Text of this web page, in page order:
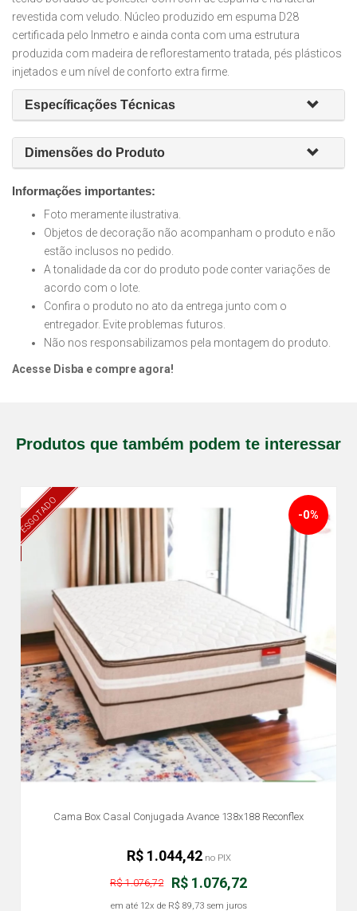
revestida com veludo. Núcleo produzido em espuma D28
certificada pelo Inmetro e ainda conta com uma estrutura
produzida com madeira de reflorestamento tratada, pés plásticos
injetados e um nível de conforto extra firme.
Específicações Técnicas
Dimensões do Produto
Informações importantes:
Foto meramente ilustrativa.
Objetos de decoração não acompanham o produto e não
estão inclusos no pedido.
A tonalidade da cor do produto pode conter variações de
acordo com o lote.
Confira o produto no ato da entrega junto com o
entregador. Evite problemas futuros.
Não nos responsabilizamos pela montagem do produto.
Acesse Disba e compre agora!
Produtos que também podem te interessar
ESGOTADO
Cama Box Casal Conjugada Avance 138x188 Reconflex
-0%
R$ 1.076,72
R$ 1.076,72
em até 12x de R$ 89,73sem juros
R$ 1.044,42no PIX